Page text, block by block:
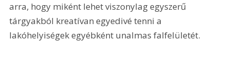
arra, hogy miként lehet viszonylag egyszerű
tárgyakból kreatívan egyedivé tenni a
lakóhelyiségek egyébként unalmas falfelületét.